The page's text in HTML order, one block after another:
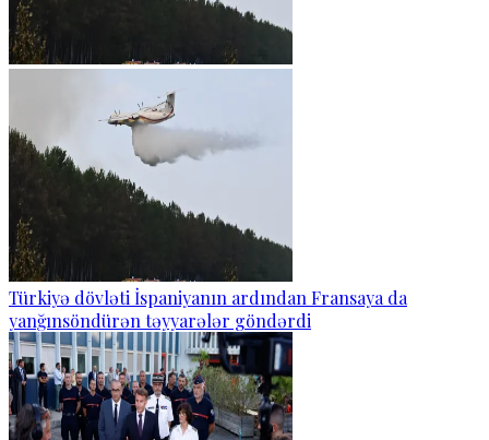
Türkiyə dövləti İspaniyanın ardından Fransaya da
yanğınsöndürən təyyarələr göndərdi